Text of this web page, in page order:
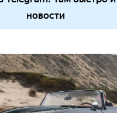
новости